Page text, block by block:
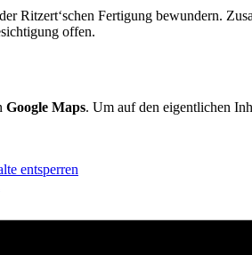
Ritzert‘schen Fertigung bewundern.
offen.
Google Maps. Um auf den eigentlichen
entsperren